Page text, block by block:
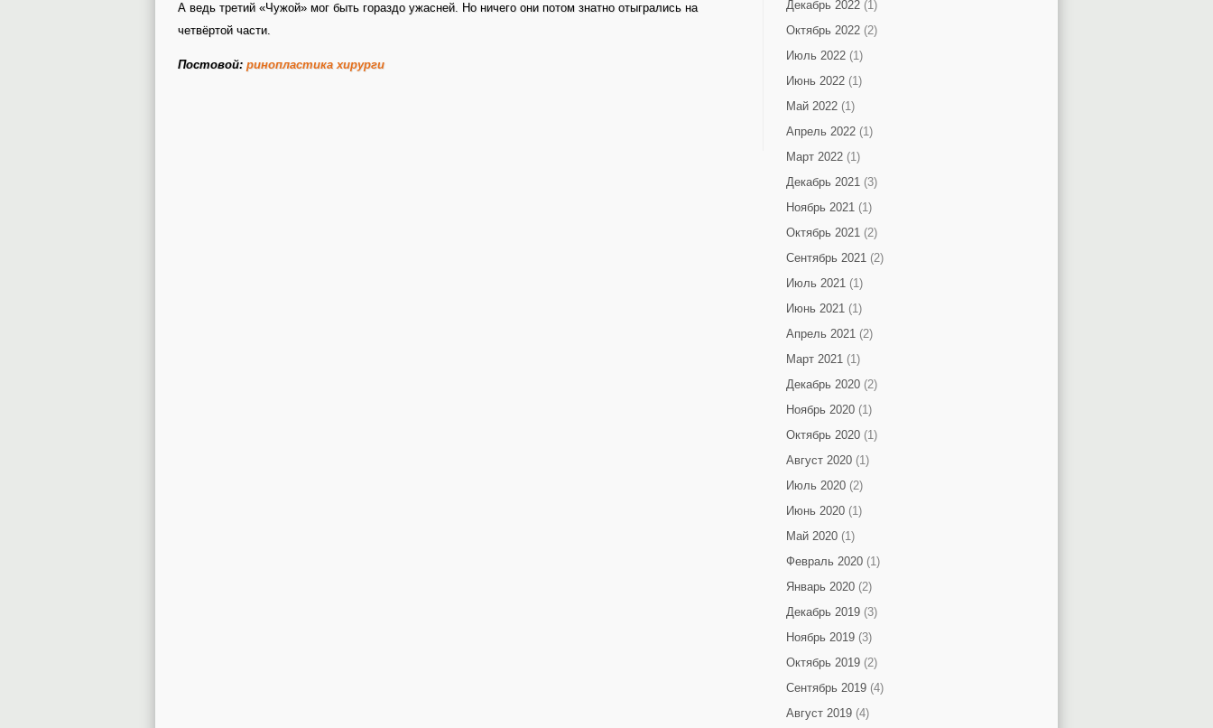
А ведь третий «Чужой» мог быть гораздо ужасней. Но ничего они потом знатно отыгрались на
четвёртой части.
Постовой: ринопластика хирурги
Декабрь 2022(1)
Октябрь 2022(2)
Июль 2022(1)
Июнь 2022(1)
Май 2022(1)
Апрель 2022(1)
Март 2022(1)
Декабрь 2021(3)
Ноябрь 2021(1)
Октябрь 2021(2)
Сентябрь 2021(2)
Июль 2021(1)
Июнь 2021(1)
Апрель 2021(2)
Март 2021(1)
Декабрь 2020(2)
Ноябрь 2020(1)
Октябрь 2020(1)
Август 2020(1)
Июль 2020(2)
Июнь 2020(1)
Май 2020(1)
Февраль 2020(1)
Январь 2020(2)
Декабрь 2019(3)
Ноябрь 2019(3)
Октябрь 2019(2)
Сентябрь 2019(4)
Август 2019(4)